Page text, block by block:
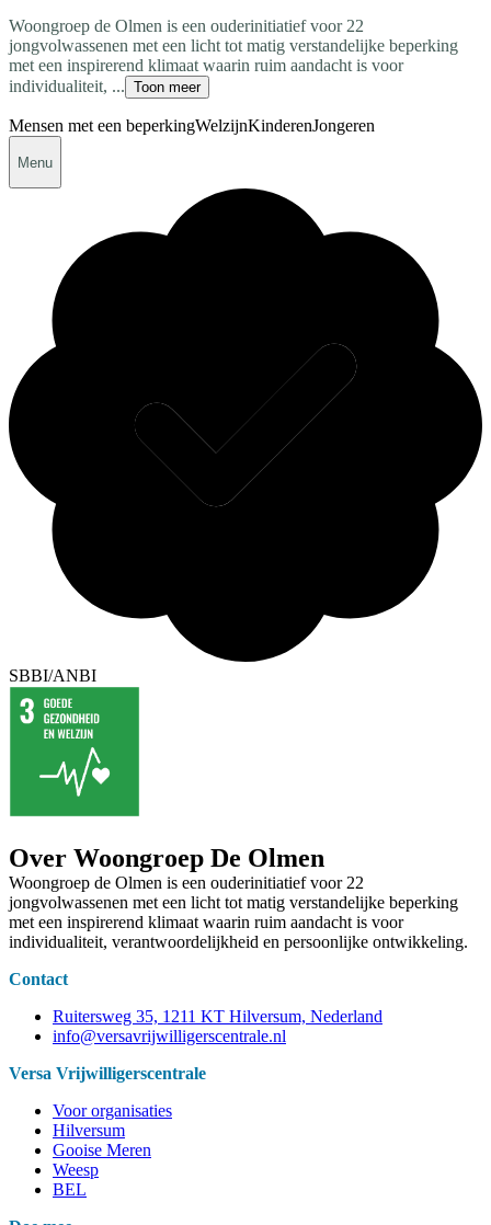
Woongroep de Olmen is een ouderinitiatief voor 22
jongvolwassenen met een licht tot matig verstandelijke beperking
met een inspirerend klimaat waarin ruim aandacht is voor
individualiteit, ... Toon meer
Mensen met een beperkingWelzijnKinderenJongeren
Menu
SBBI/ANBI
Over Woongroep De Olmen
Woongroep de Olmen is een ouderinitiatief voor 22
jongvolwassenen met een licht tot matig verstandelijke beperking
met een inspirerend klimaat waarin ruim aandacht is voor
individualiteit, verantwoordelijkheid en persoonlijke ontwikkeling.
Contact
Ruitersweg 35, 1211 KT Hilversum, Nederland
info@versavrijwilligerscentrale.nl
Versa Vrijwilligerscentrale
Voor organisaties
Hilversum
Gooise Meren
Weesp
BEL